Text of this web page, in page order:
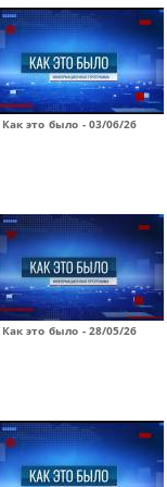
Как это было - 03/06/26
Как это было - 28/05/26